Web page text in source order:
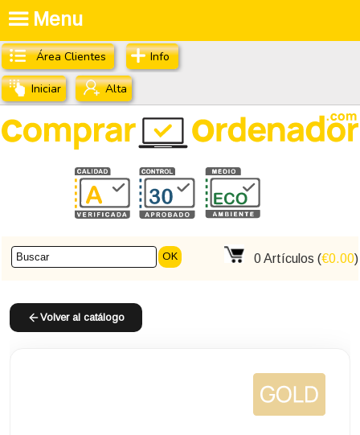
Área Clientes Info
Iniciar Alta
OK 0Artículos (€0.00)
Menu
Volver al catálogo